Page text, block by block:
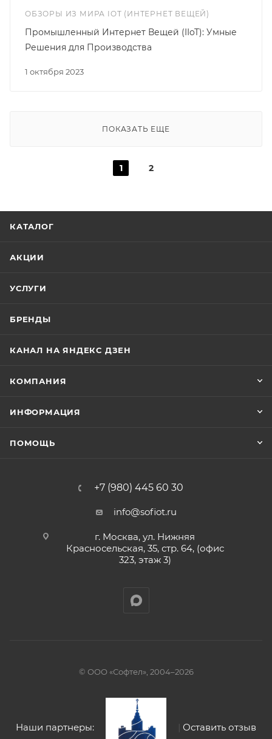
ОБЗОРЫ ИЗ МИРА IOT (ИНТЕРНЕТ ВЕЩЕЙ)
1 октября 2023
Промышленный Интернет Вещей (IIoT): Умные
Решения для Производства
ПОКАЗАТЬ ЕЩЕ
1 2
КАТАЛОГ
АКЦИИ
УСЛУГИ
БРЕНДЫ
КАНАЛ НА ЯНДЕКС ДЗЕН
КОМПАНИЯ
ИНФОРМАЦИЯ
ПОМОЩЬ
+7 (980) 445 60 30
info@sofiot.ru
г. Москва, ул. Нижняя
Красносельская, 35, стр. 64, (офис
323, этаж 3)
© ООО «Софтел», 2004–2026
Наши партнеры: | Оставить отзыв